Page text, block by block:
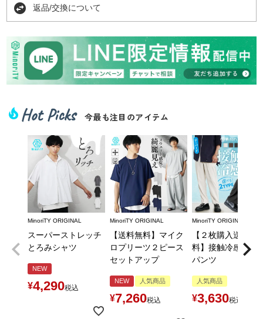
swap_horizontal_circle 返品/交換について
local_fire_department Hot Picks 今最も注目のアイテム
MinoriTY ORIGINAL
スーパーストレッチ
とろみシャツ
NEW
¥4,290税込
MinoriTY ORIGINAL
【送料無料】マイク
ロプリーツ２ピース
セットアップ
NEW 人気商品
¥7,260税込
MinoriTY ORIGINAL
【２枚購入送料無
料】接触冷感とろ
パンツ
人気商品
¥3,630税込